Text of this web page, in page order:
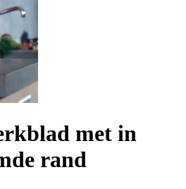
met in
rand